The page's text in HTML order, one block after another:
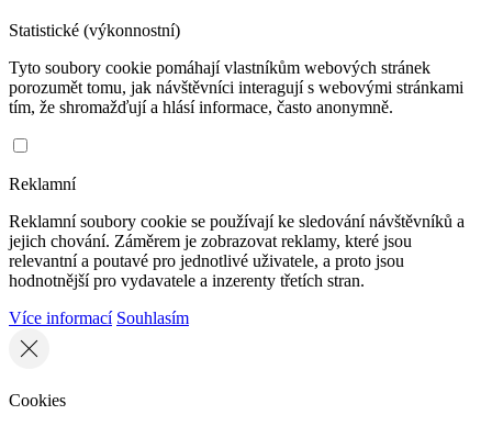
Statistické (výkonnostní)
Tyto soubory cookie pomáhají vlastníkům webových stránek
porozumět tomu, jak návštěvníci interagují s webovými stránkami
tím, že shromažďují a hlásí informace, často anonymně.
Reklamní
Reklamní soubory cookie se používají ke sledování návštěvníků a
jejich chování. Záměrem je zobrazovat reklamy, které jsou
relevantní a poutavé pro jednotlivé uživatele, a proto jsou
hodnotnější pro vydavatele a inzerenty třetích stran.
Více informací Souhlasím
Cookies